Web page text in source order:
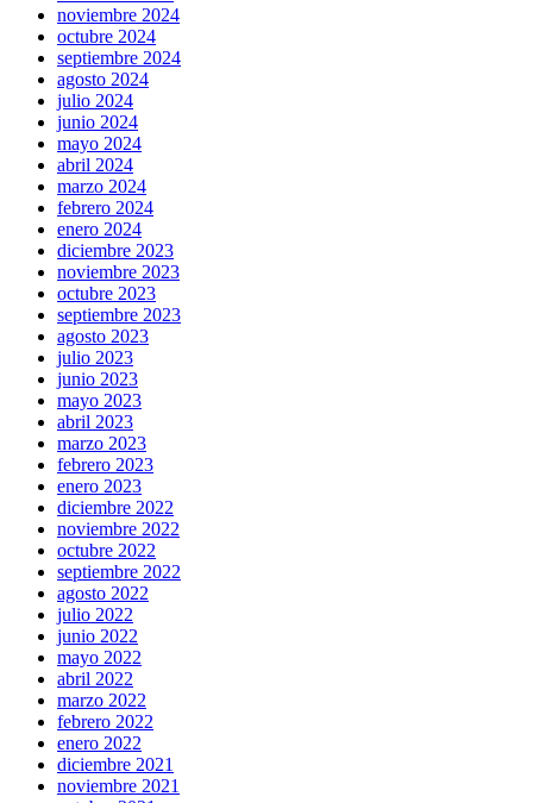
noviembre 2024
octubre 2024
septiembre 2024
agosto 2024
julio 2024
junio 2024
mayo 2024
abril 2024
marzo 2024
febrero 2024
enero 2024
diciembre 2023
noviembre 2023
octubre 2023
septiembre 2023
agosto 2023
julio 2023
junio 2023
mayo 2023
abril 2023
marzo 2023
febrero 2023
enero 2023
diciembre 2022
noviembre 2022
octubre 2022
septiembre 2022
agosto 2022
julio 2022
junio 2022
mayo 2022
abril 2022
marzo 2022
febrero 2022
enero 2022
diciembre 2021
noviembre 2021